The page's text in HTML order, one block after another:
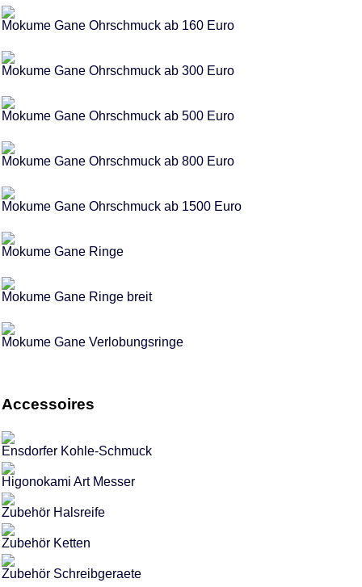
Mokume Gane Ohrschmuck ab 160 Euro
Mokume Gane Ohrschmuck ab 300 Euro
Mokume Gane Ohrschmuck ab 500 Euro
Mokume Gane Ohrschmuck ab 800 Euro
Mokume Gane Ohrschmuck ab 1500 Euro
Mokume Gane Ringe
Mokume Gane Ringe breit
Mokume Gane Verlobungsringe
Accessoires
Ensdorfer Kohle-Schmuck
Higonokami Art Messer
Zubehör Halsreife
Zubehör Ketten
Zubehör Schreibgeraete